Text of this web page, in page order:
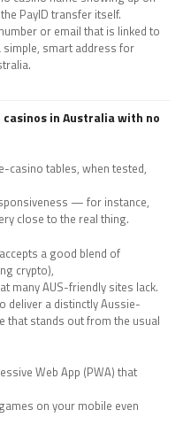
PayID transfer itself.
or email that is linked to
simple, smart address for
in Australia with no
casino tables, when tested,
— for instance,
close to the real thing.
a good blend of
crypto),
many AUS-friendly sites lack.
deliver a distinctly Aussie-
that stands out from the usual
Web App (PWA) that
on your mobile even